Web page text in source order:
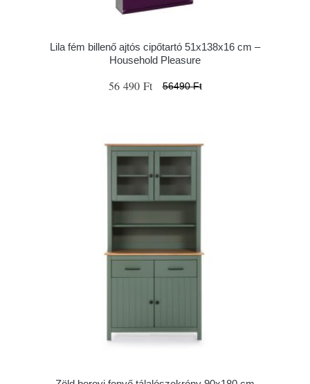
Lila fém billenő ajtós cipőtartó 51x138x16 cm –
Household Pleasure
56 490 Ft 56490 Ft